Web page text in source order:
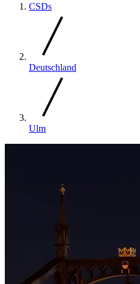
CSDs
Deutschland
Ulm